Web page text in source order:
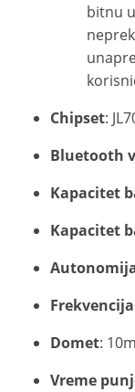
bitnu
Chipset:
Bluetooth
Kapacitet
Kapacitet
Domet: 10m
Vreme